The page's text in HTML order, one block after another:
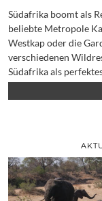
Südafrika boomt als
beliebte Metropole
Westkap oder die
verschiedenen
Südafrika als